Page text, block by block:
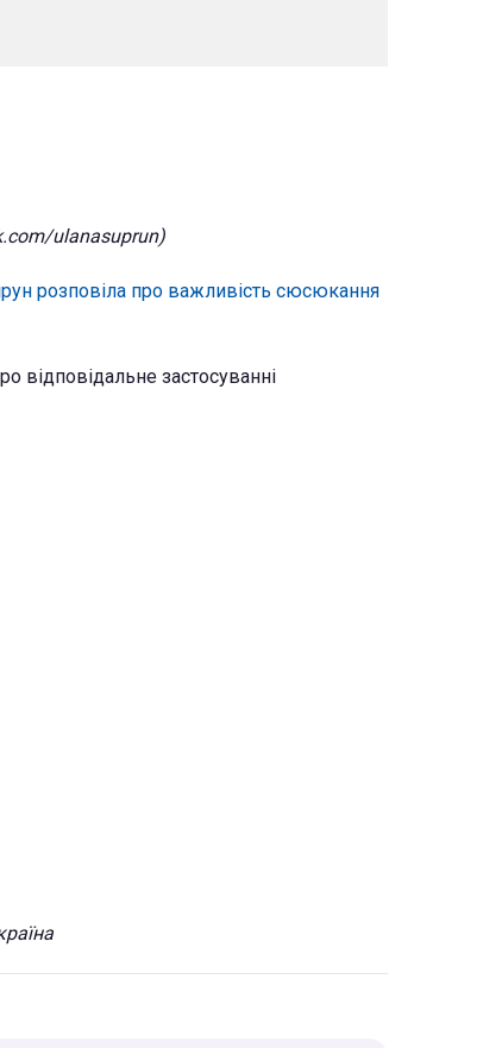
ulanasuprun)
розповіла про важливість сюсюкання
відповідальне застосуванні